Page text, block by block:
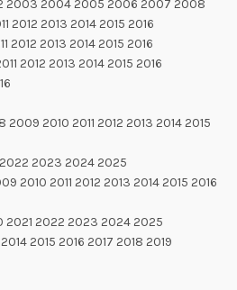
2003 2004 2005 2006 2007 2008
2012 2013 2014 2015 2016
2012 2013 2014 2015 2016
2012 2013 2014 2015 2016
2010 2011 2012 2013 2014 2015
2023 2024 2025
2010 2011 2012 2013 2014 2015 2016
2021 2022 2023 2024 2025
2015 2016 2017 2018 2019